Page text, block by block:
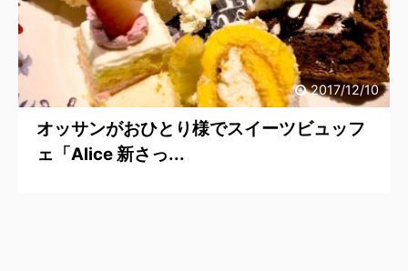
2017/12/10
オッサンがおひとり様でスイーツビュッフ
ェ「Alice 新さっ...